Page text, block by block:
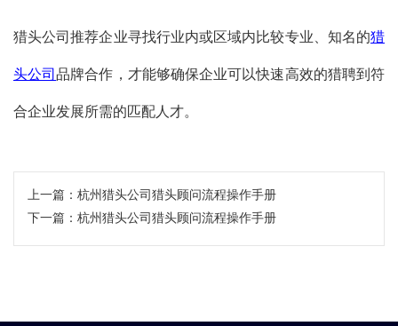
猎头公司推荐企业寻找行业内或区域内比较专业、知名的猎
头公司品牌合作，才能够确保企业可以快速高效的猎聘到符
合企业发展所需的匹配人才。
上一篇： 杭州猎头公司猎头顾问流程操作手册
下一篇： ​杭州猎头公司猎头顾问流程操作手册